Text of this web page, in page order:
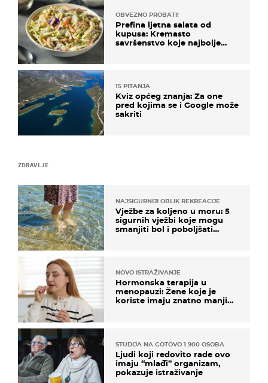
ZDRAVLJE
NAJSIGURNIJI OBLIK REKREACIJE
Vježbe za koljeno u moru: 5
sigurnih vježbi koje mogu
smanjiti bol i poboljšati
NOVO ISTRAŽIVANJE
Hormonska terapija u
menopauzi: Žene koje je
koriste imaju znatno manji
STUDIJA NA GOTOVO 1.900 OSOBA
Ljudi koji redovito rade ovo
imaju “mlađi” organizam,
pokazuje istraživanje
OBVEZNO PROBATI!
Prefina ljetna salata od
kupusa: Kremasto
savršenstvo koje najbolje
15 PITANJA
Kviz općeg znanja: Za one
pred kojima se i Google može
sakriti